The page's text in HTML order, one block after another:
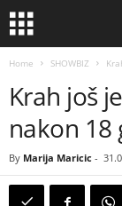
Home SHOWBIZ
Krah još
nakon 18
By Marija Maricic -